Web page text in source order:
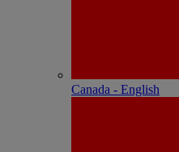
Canada - English